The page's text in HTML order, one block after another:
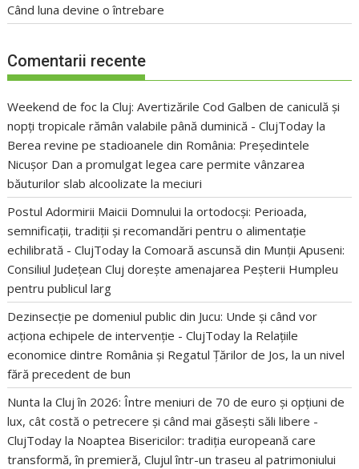
Când luna devine o întrebare
Comentarii recente
Weekend de foc la Cluj: Avertizările Cod Galben de caniculă și
nopți tropicale rămân valabile până duminică - ClujToday la
Berea revine pe stadioanele din România: Președintele
Nicușor Dan a promulgat legea care permite vânzarea
băuturilor slab alcoolizate la meciuri
Postul Adormirii Maicii Domnului la ortodocși: Perioada,
semnificații, tradiții și recomandări pentru o alimentație
echilibrată - ClujToday laComoară ascunsă din Munții Apuseni:
Consiliul Județean Cluj dorește amenajarea Peșterii Humpleu
pentru publicul larg
Dezinsecție pe domeniul public din Jucu: Unde și când vor
acționa echipele de intervenție - ClujToday la Relațiile
economice dintre România și Regatul Țărilor de Jos, la un nivel
fără precedent de bun
Nunta la Cluj în 2026: Între meniuri de 70 de euro și opțiuni de
lux, cât costă o petrecere și când mai găsești săli libere -
ClujToday la Noaptea Bisericilor: tradiția europeană care
transformă, în premieră, Clujul într-un traseu al patrimoniului